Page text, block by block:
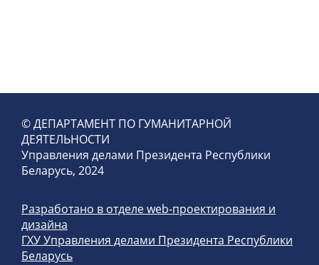
© ДЕПАРТАМЕНТ ПО ГУМАНИТАРНОЙ
ДЕЯТЕЛЬНОСТИ
Управления делами Президента Республики
Беларусь, 2024
Разработано в отделе web-проектирования и
дизайна
ГХУ Управления делами Президента Республики
Беларусь